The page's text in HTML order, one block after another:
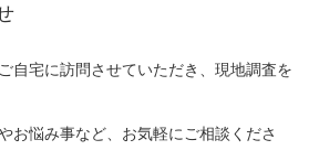
自宅に訪問させていただき、現地調査を
お悩み事など、お気軽にご相談くださ